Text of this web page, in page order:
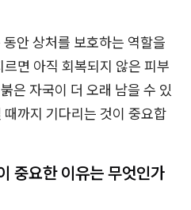
안 상처를 보호하는 역할을
면 아직 회복되지 않은 피부
은 자국이 더 오래 남을 수 있
까지 기다리는 것이 중요합
중요한 이유는 무엇인가